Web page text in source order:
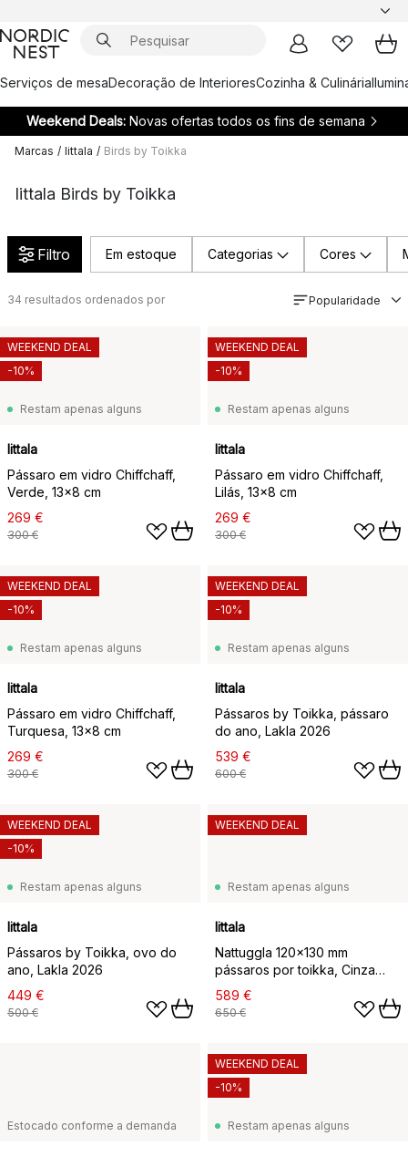
Serviços de mesaDecoração de InterioresCozinha & Culinária
Weekend Deals: Novas ofertas todos os fins de semana
Marcas / Iittala / Birds by Toikka
Iittala Birds by Toikka
Filtro Em estoque Categorias Cores
34 resultados ordenados por Popularidade
Restam apenas alguns
Iittala
Pássaro em vidro Chiffchaff,
Verde, 13x8 cm
269 €
300 €
WEEKEND DEAL
-10%
Restam apenas alguns
Iittala
Pássaro em vidro Chiffchaff,
Lilás, 13x8 cm
269 €
300 €
WEEKEND DEAL
-10%
Restam apenas alguns
Iittala
Pássaro em vidro Chiffchaff,
Turquesa, 13x8 cm
269 €
300 €
WEEKEND DEAL
-10%
Restam apenas alguns
Iittala
Pássaros by Toikka, pássaro
do ano, Lakla 2026
539 €
600 €
WEEKEND DEAL
-10%
Restam apenas alguns
Iittala
Pássaros by Toikka, ovo do
ano, Lakla 2026
449 €
500 €
WEEKEND DEAL
-10%
Restam apenas alguns
Iittala
Nattuggla 120x130 mm
pássaros por toikka, Cinza
escuro
589 €
650 €
WEEKEND DEAL
Estocado conforme a demanda Restam apenas alguns
WEEKEND DEAL
-10%